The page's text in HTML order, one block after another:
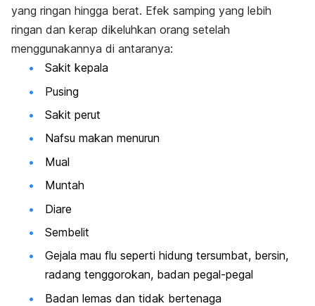
yang ringan hingga berat. Efek samping yang lebih
ringan dan kerap dikeluhkan orang setelah
menggunakannya di antaranya:
Sakit kepala
Pusing
Sakit perut
Nafsu makan menurun
Mual
Muntah
Diare
Sembelit
Gejala mau flu seperti hidung tersumbat, bersin,
radang tenggorokan, badan pegal-pegal
Badan lemas dan tidak bertenaga